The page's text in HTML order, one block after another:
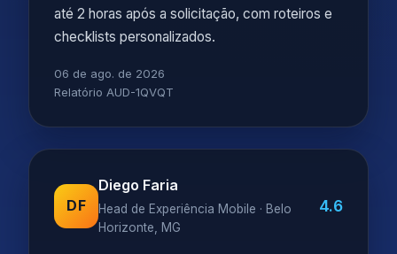
até 2 horas após a solicitação, com roteiros e
checklists personalizados.
06 de ago. de 2026
Relatório AUD-1QVQT
DF
Diego Faria
Head de Experiência Mobile · Belo
Horizonte, MG
4.6